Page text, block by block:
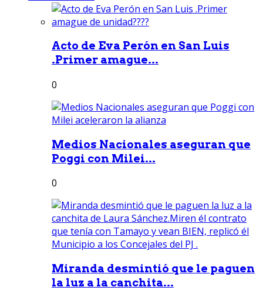
Acto de Eva Perón en San Luis
.Primer amague...
0
Medios Nacionales aseguran que
Poggi con Milei...
0
Miranda desmintió que le paguen
la luz a la canchita...